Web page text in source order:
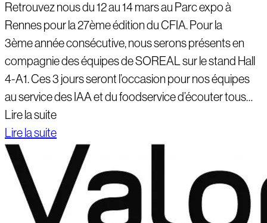
Retrouvez nous du 12 au 14 mars au Parc expo à
Rennes pour la 27ème édition du CFIA. Pour la
3ème année consécutive, nous serons présents en
compagnie des équipes de SOREAL sur le stand Hall
4-A1. Ces 3 jours seront l’occasion pour nos équipes
au service des IAA et du foodservice d’écouter tous…
Lire la suite
Lire la suite